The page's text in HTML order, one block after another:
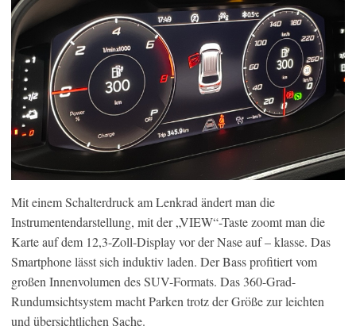
Mit einem Schalterdruck am Lenkrad ändert man die
Instrumentendarstellung, mit der „VIEW“-Taste zoomt man die
Karte auf dem 12,3-Zoll-Display vor der Nase auf – klasse. Das
Smartphone lässt sich induktiv laden. Der Bass profitiert vom
großen Innenvolumen des SUV-Formats. Das 360-Grad-
Rundumsichtsystem macht Parken trotz der Größe zur leichten
und übersichtlichen Sache.